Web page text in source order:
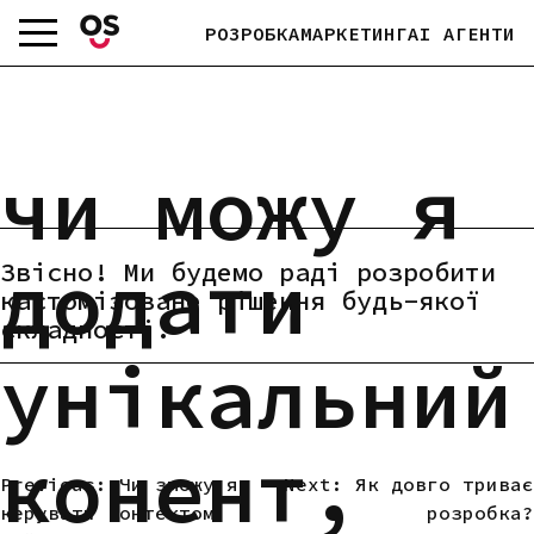
Skip
to
content
РОЗРОБКАМАРКЕТИНГAI АГЕНТИ
чи можу я
додати
унікальний
конент,
Звісно! Ми будемо раді розробити
кастомізоване рішення будь-якої
складності.
НАВІГАЦІЯ
Previous:
Чи зможу я
керувати контектом
Next:
Як довго триває
розробка?